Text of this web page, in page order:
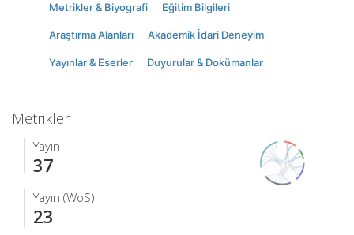
Metrikler & Biyografi Eğitim Bilgileri
Araştırma Alanları Akademik İdari Deneyim
Yayınlar & Eserler Duyurular & Dokümanlar
Metrikler
Yayın
37
Yayın (WoS)
23